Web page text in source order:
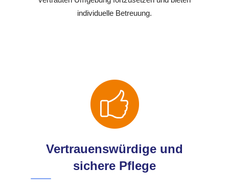
individuelle Betreuung.
Vertrauenswürdige und
sichere Pflege